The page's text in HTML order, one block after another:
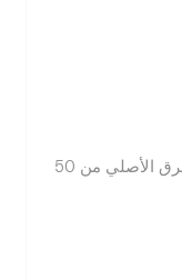
دوف كريم مزيل العرق الأصلي من 50